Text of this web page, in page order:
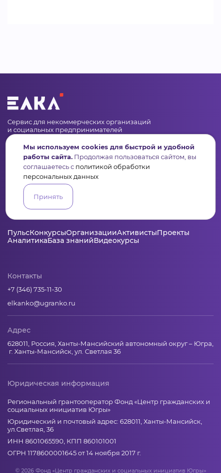
Сервис для некоммерческих организаций
и социальных предпринимателей
Подпишись на рассылку дайджест, новости, мероприятия
ПульсКонкурсыОрганизацииАктивистыПроекты
АналитикаБаза знанийВидеокурсы
Контакты
+7 (346) 735-11-30
elkanko@ugranko.ru
Адрес
628011, Россия, Ханты-Мансийский автономный округ – Югра,
г. Ханты-Мансийск, ул. Светлая 36
Юридическая информация
Региональный грантооператор Фонд «Центр гражданских и
социальных инициатив Югры»
Юридический и почтовый адрес: 628011, Ханты-Мансийск,
ул.Светлая, 36
ИНН 8601065590, КПП 860101001
ОГРН 1178600001645 от 14 ноября 2017 г.
© 2026 Фонд «Центр гражданских и социальных инициатив Югры»
Мы используем cookies для быстрой и удобной
работы сайта. Продолжая пользоваться сайтом, вы
соглашаетесь с политикой обработки
персональных данных
Принять